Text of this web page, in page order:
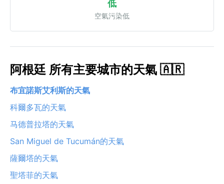
低
空氣污染低
阿根廷 所有主要城市的天氣 🇦🇷
布宜諾斯艾利斯的天氣
科爾多瓦的天氣
马德普拉塔的天氣
San Miguel de Tucumán的天氣
薩爾塔的天氣
聖塔菲的天氣